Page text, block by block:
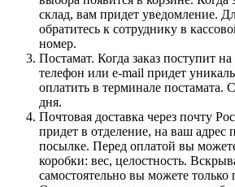
склад, вам придет уведомление.
обратитесь к сотруднику в
номер.
Постамат. Когда заказ поступит
телефон или e-mail придет
оплатить в терминале
дня.
Почтовая доставка через почту
придет в отделение, на ваш адрес
посылке. Перед оплатой вы
коробки: вес, целостность.
самостоятельно вы можете только